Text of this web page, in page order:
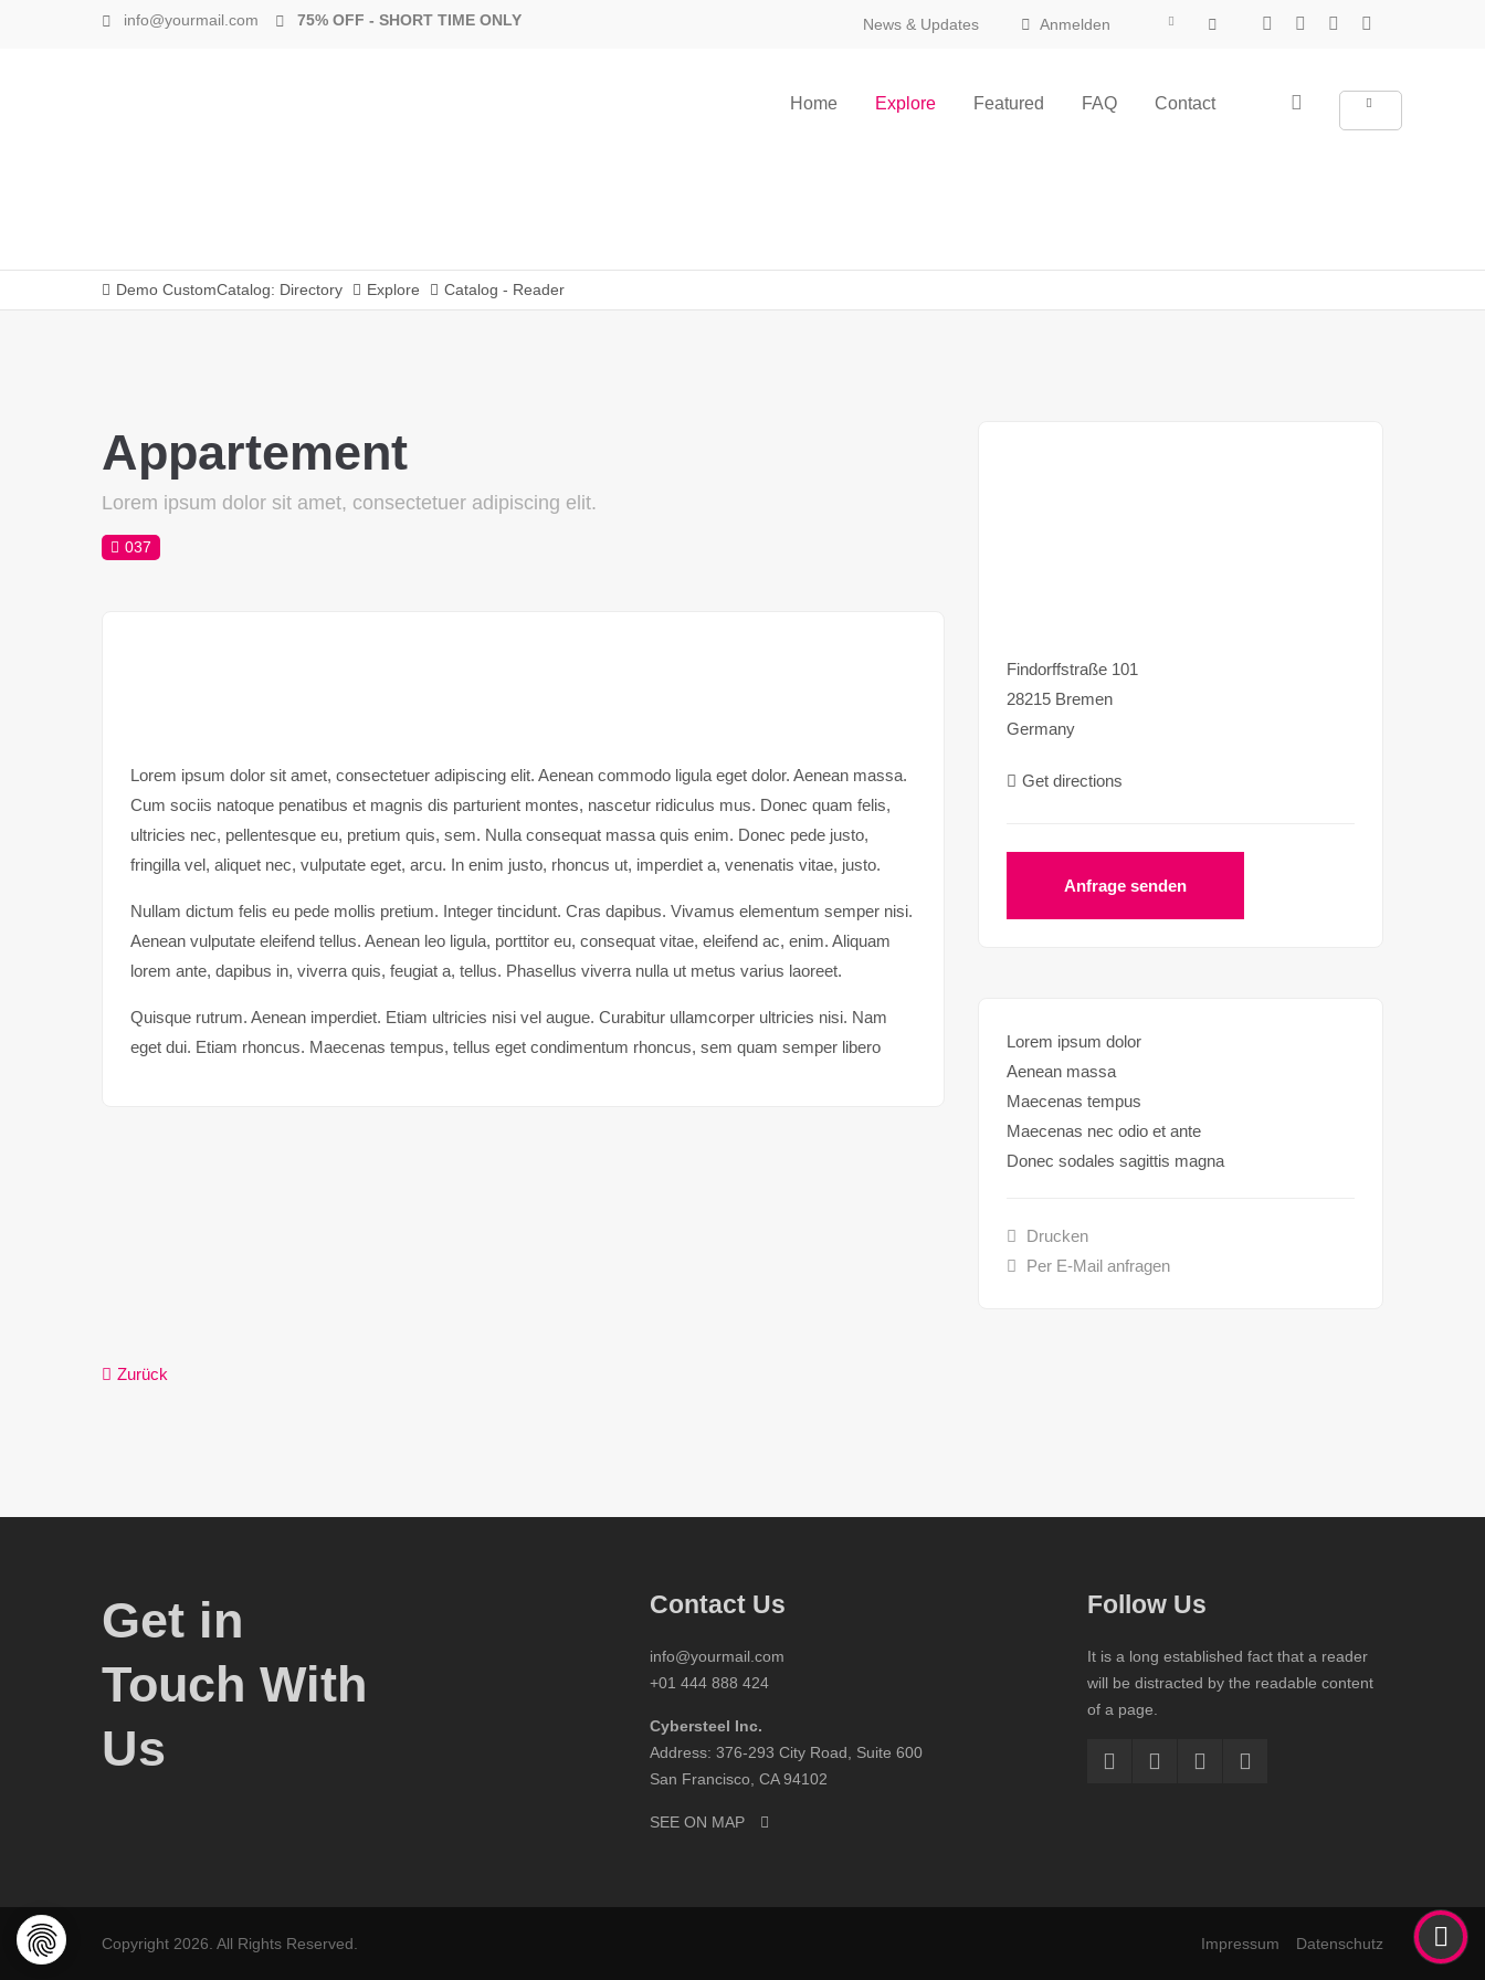
info@yourmail.com 75% OFF - SHORT TIME ONLY News & Updates Anmelden
Home Explore Featured FAQ Contact
Demo CustomCatalog: Directory Explore Catalog - Reader
Appartement
Lorem ipsum dolor sit amet, consectetuer adipiscing elit.
037
Lorem ipsum dolor sit amet, consectetuer adipiscing elit. Aenean commodo ligula eget dolor. Aenean massa.
Cum sociis natoque penatibus et magnis dis parturient montes, nascetur ridiculus mus. Donec quam felis,
ultricies nec, pellentesque eu, pretium quis, sem. Nulla consequat massa quis enim. Donec pede justo,
fringilla vel, aliquet nec, vulputate eget, arcu. In enim justo, rhoncus ut, imperdiet a, venenatis vitae, justo.
Nullam dictum felis eu pede mollis pretium. Integer tincidunt. Cras dapibus. Vivamus elementum semper nisi.
Aenean vulputate eleifend tellus. Aenean leo ligula, porttitor eu, consequat vitae, eleifend ac, enim. Aliquam
lorem ante, dapibus in, viverra quis, feugiat a, tellus. Phasellus viverra nulla ut metus varius laoreet.
Quisque rutrum. Aenean imperdiet. Etiam ultricies nisi vel augue. Curabitur ullamcorper ultricies nisi. Nam
eget dui. Etiam rhoncus. Maecenas tempus, tellus eget condimentum rhoncus, sem quam semper libero
Findorffstraße 101
28215 Bremen
Germany
Get directions
Anfrage senden
Lorem ipsum dolor
Aenean massa
Maecenas tempus
Maecenas nec odio et ante
Donec sodales sagittis magna
Drucken
Per E-Mail anfragen
Zurück
Get in
Touch With
Us
Contact Us
info@yourmail.com
+01 444 888 424
Cybersteel Inc.
Address: 376-293 City Road, Suite 600
San Francisco, CA 94102
SEE ON MAP
Follow Us
It is a long established fact that a reader
will be distracted by the readable content
of a page.
Copyright 2026. All Rights Reserved. Impressum Datenschutz